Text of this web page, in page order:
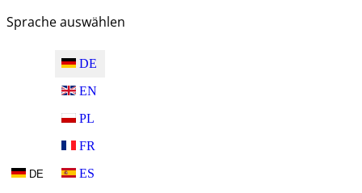
Sprache auswählen
DE
DE
EN
PL
FR
ES